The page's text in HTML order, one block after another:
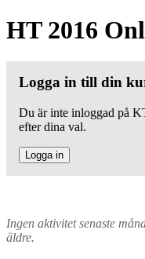
HT 2016
Logga in till din
Du är inte inloggad på
efter dina val.
Logga in
Ingen aktivitet senaste
äldre.